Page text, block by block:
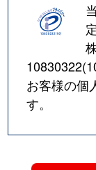
お客様の個
す。